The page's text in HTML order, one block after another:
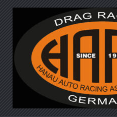
Hanau
Dragracing auf der 1/4